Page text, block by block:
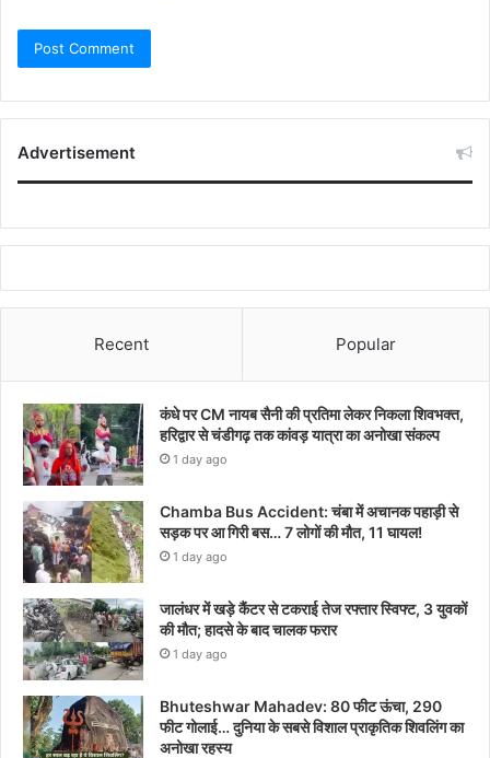
Advertisement
Recent Popular
कंधे पर CM नायब सैनी की प्रतिमा लेकर निकला शिवभक्त,
हरिद्वार से चंडीगढ़ तक कांवड़ यात्रा का अनोखा संकल्प
1 day ago
Chamba Bus Accident: चंबा में अचानक पहाड़ी से
सड़क पर आ गिरी बस… 7 लोगों की मौत, 11 घायल!
1 day ago
जालंधर में खड़े कैंटर से टकराई तेज रफ्तार स्विफ्ट, 3 युवकों
की मौत; हादसे के बाद चालक फरार
1 day ago
Bhuteshwar Mahadev: 80 फीट ऊंचा, 290
फीट गोलाई… दुनिया के सबसे विशाल प्राकृतिक शिवलिंग का
अनोखा रहस्य